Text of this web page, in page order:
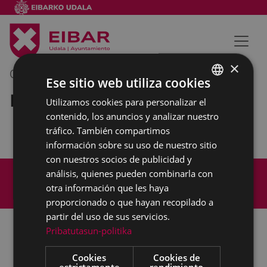
01/04/2022
Korrika
Aviso legal
Política de cookies
Accesibilidad
BASQUE
SPANISH
×
Ese sitio web utiliza cookies
Utilizamos cookies para personalizar el
contenido, los anuncios y analizar nuestro
tráfico. También compartimos
información sobre su uso de nuestro sitio
con nuestros socios de publicidad y
análisis, quienes pueden combinarla con
otra información que les haya
proporcionado o que hayan recopilado a
partir del uso de sus servicios.
Pribatutasun-politika
Cookies
Cookies de